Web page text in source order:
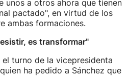
unos a otros ahora que tienen
pactado", en virtud de los
ambas formaciones.
es transformar"
turno de la vicepresidenta
ha pedido a Sánchez que